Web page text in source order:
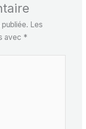
Les
avec *